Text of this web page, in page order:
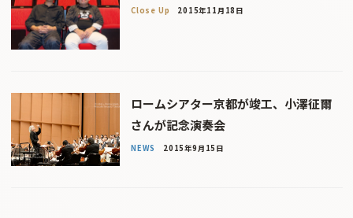
Close Up 2015年11月18日
ロームシアター京都が竣工、小澤征爾
さんが記念演奏会
NEWS 2015年9月15日